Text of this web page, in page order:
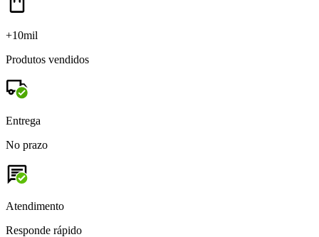
+10mil
Produtos vendidos
Entrega
No prazo
Atendimento
Responde rápido